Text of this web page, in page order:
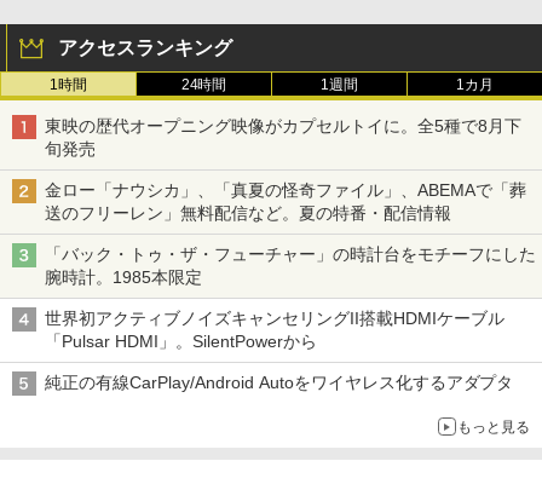
アクセスランキング
1時間 24時間 1週間 1カ月
東映の歴代オープニング映像がカプセルトイに。全5種で8月下
旬発売
金ロー「ナウシカ」、「真夏の怪奇ファイル」、ABEMAで「葬
送のフリーレン」無料配信など。夏の特番・配信情報
「バック・トゥ・ザ・フューチャー」の時計台をモチーフにした
腕時計。1985本限定
世界初アクティブノイズキャンセリングII搭載HDMIケーブル
「Pulsar HDMI」。SilentPowerから
純正の有線CarPlay/Android Autoをワイヤレス化するアダプタ
もっと見る